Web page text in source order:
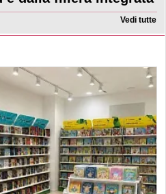
Vedi tutte